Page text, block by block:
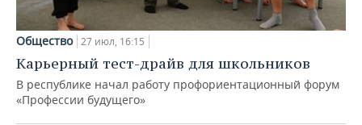
Общество 27 июл, 16:15
Карьерный тест-драйв для школьников
В республике начал работу профориентационный форум
«Профессии будущего»